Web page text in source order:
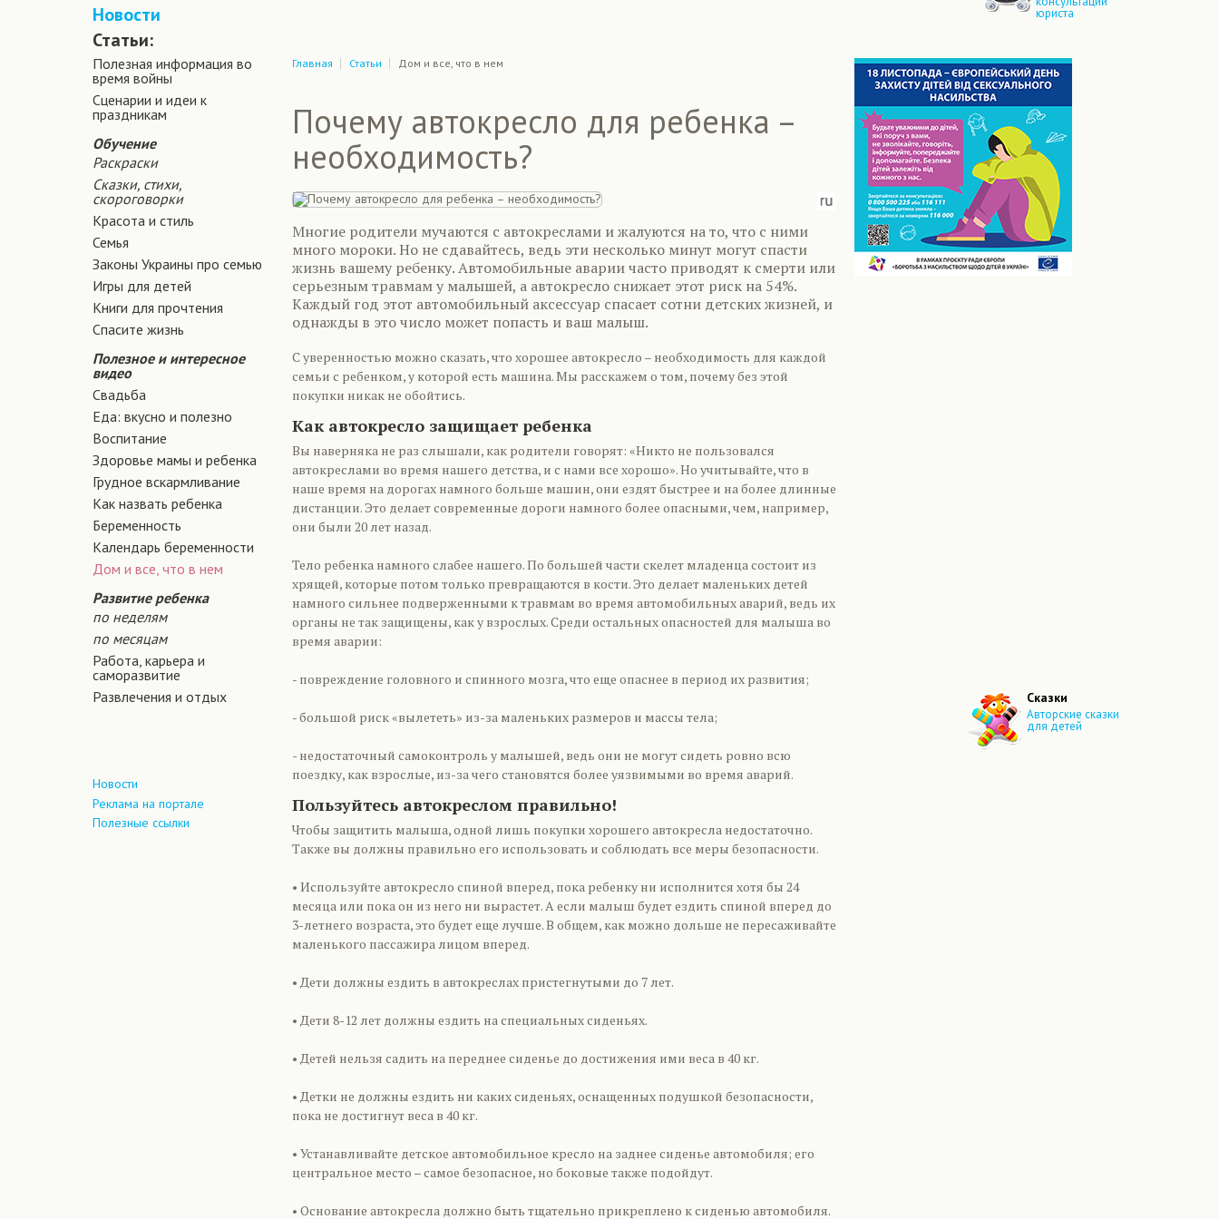
Новости
Статьи:
Полезная информация во
время войны
Сценарии и идеи к
праздникам
Обучение
Раскраски
Сказки, стихи,
скороговорки
Красота и стиль
Семья
Законы Украины про семью
Игры для детей
Книги для прочтения
Спасите жизнь
Полезное и интересное
видео
Свадьба
Еда: вкусно и полезно
Воспитание
Здоровье мамы и ребенка
Грудное вскармливание
Как назвать ребенка
Беременность
Календарь беременности
Дом и все, что в нем
Развитие ребенка
по неделям
по месяцам
Работа, карьера и
саморазвитие
Развлечения и отдых
Новости
Реклама на портале
Полезные ссылки
юриста
Главная Статьи Дом и все, что в нем
Почему автокресло для ребенка –
необходимость?
Многие родители мучаются с автокреслами и жалуются на то, что с ними
много мороки. Но не сдавайтесь, ведь эти несколько минут могут спасти
жизнь вашему ребенку. Автомобильные аварии часто приводят к смерти или
серьезным травмам у малышей, а автокресло снижает этот риск на 54%.
Каждый год этот автомобильный аксессуар спасает сотни детских жизней, и
однажды в это число может попасть и ваш малыш.
С уверенностью можно сказать, что хорошее автокресло – необходимость для каждой
семьи с ребенком, у которой есть машина. Мы расскажем о том, почему без этой
покупки никак не обойтись.
Как автокресло защищает ребенка
Вы наверняка не раз слышали, как родители говорят: «Никто не пользовался
автокреслами во время нашего детства, и с нами все хорошо». Но учитывайте, что в
наше время на дорогах намного больше машин, они ездят быстрее и на более длинные
дистанции. Это делает современные дороги намного более опасными, чем, например,
они были 20 лет назад.
Тело ребенка намного слабее нашего. По большей части скелет младенца состоит из
хрящей, которые потом только превращаются в кости. Это делает маленьких детей
намного сильнее подверженными к травмам во время автомобильных аварий, ведь их
органы не так защищены, как у взрослых. Среди остальных опасностей для малыша во
время аварии:
- повреждение головного и спинного мозга, что еще опаснее в период их развития;
- большой риск «вылететь» из-за маленьких размеров и массы тела;
- недостаточный самоконтроль у малышей, ведь они не могут сидеть ровно всю
поездку, как взрослые, из-за чего становятся более уязвимыми во время аварий.
Пользуйтесь автокреслом правильно!
Чтобы защитить малыша, одной лишь покупки хорошего автокресла недостаточно.
Также вы должны правильно его использовать и соблюдать все меры безопасности.
• Используйте автокресло спиной вперед, пока ребенку ни исполнится хотя бы 24
месяца или пока он из него ни вырастет. А если малыш будет ездить спиной вперед до
3-летнего возраста, это будет еще лучше. В общем, как можно дольше не пересаживайте
маленького пассажира лицом вперед.
• Дети должны ездить в автокреслах пристегнутыми до 7 лет.
• Дети 8-12 лет должны ездить на специальных сиденьях.
• Детей нельзя садить на переднее сиденье до достижения ими веса в 40 кг.
• Детки не должны ездить ни каких сиденьях, оснащенных подушкой безопасности,
пока не достигнут веса в 40 кг.
• Устанавливайте детское автомобильное кресло на заднее сиденье автомобиля; его
центральное место – самое безопасное, но боковые также подойдут.
• Основание автокресла должно быть тщательно прикреплено к сиденью автомобиля.
Сказки
Авторские сказки
для детей